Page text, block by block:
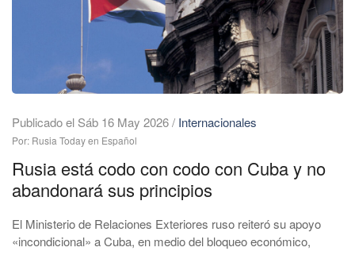
Publicado el Sáb 16 May 2026/ Internacionales
Por: Rusia Today en Español
Rusia está codo con codo con Cuba y no
abandonará sus principios
El Ministerio de Relaciones Exteriores ruso reiteró su apoyo
«incondicional» a Cuba, en medio del bloqueo económico,